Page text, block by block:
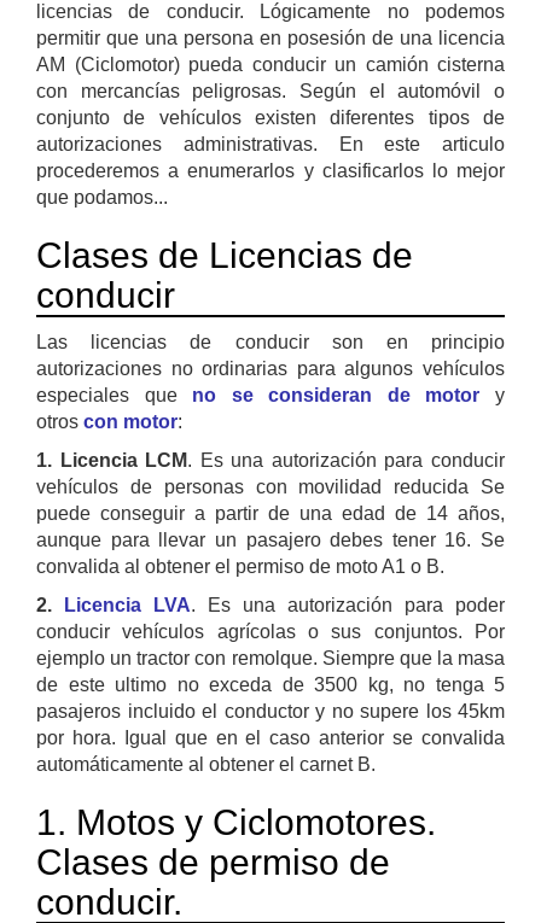
licencias de conducir. Lógicamente no podemos
permitir que una persona en posesión de una licencia
AM (Ciclomotor) pueda conducir un camión cisterna
con mercancías peligrosas. Según el automóvil o
conjunto de vehículos existen diferentes tipos de
autorizaciones administrativas. En este articulo
procederemos a enumerarlos y clasificarlos lo mejor
que podamos...
Clases de Licencias de
conducir
Las licencias de conducir son en principio
autorizaciones no ordinarias para algunos vehículos
especiales que no se consideran de motor y
otros con motor:
1. Licencia LCM. Es una autorización para conducir
vehículos de personas con movilidad reducida Se
puede conseguir a partir de una edad de 14 años,
aunque para llevar un pasajero debes tener 16. Se
convalida al obtener el permiso de moto A1 o B.
2.
Licencia LVA. Es una autorización para poder
conducir vehículos agrícolas o sus conjuntos. Por
ejemplo un tractor con remolque. Siempre que la masa
de este ultimo no exceda de 3500 kg, no tenga 5
pasajeros incluido el conductor y no supere los 45km
por hora. Igual que en el caso anterior se convalida
automáticamente al obtener el carnet B.
1. Motos y Ciclomotores.
Clases de permiso de
conducir.